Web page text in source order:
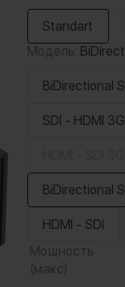
Standart
Модель:
BiDirectional
SDI - HDMI 3G
BiDirectional
HDMI - SDI
Мощность
(макс)